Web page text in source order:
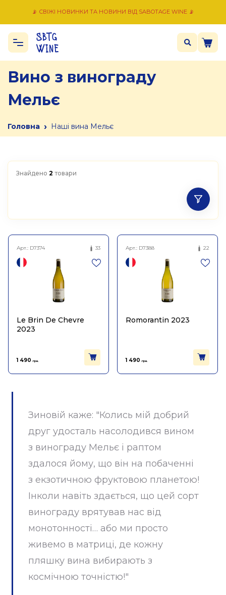
📡 СВІЖІ НОВИНКИ ТА НОВИНИ ВІД SABOTAGE WINE 📡
Вино з винограду
Мельє
Головна › Наші вина Мельє
Знайдено 2 товари
Арт.: D7374 33
Le Brin De Chevre
2023
1 490 грн.
Арт.: D7388 22
Romorantin 2023
1 490 грн.
Зиновій каже: "Колись мій добрий
друг удосталь насолодився вином
з винограду Мельє і раптом
здалося йому, що він на побаченні
з екзотичною фруктовою планетою!
Інколи навіть здається, що цей сорт
винограду врятував нас від
монотонності… або ми просто
живемо в матриці, де кожну
пляшку вина вибирають з
космічною точністю!"